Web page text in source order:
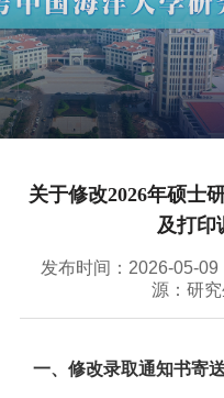
报考指南
报名系统
学院纵览
联系我们
关于修改2026年硕士
及打印
发布时间：2026-05-09
源：研
一、修改录取通知书寄